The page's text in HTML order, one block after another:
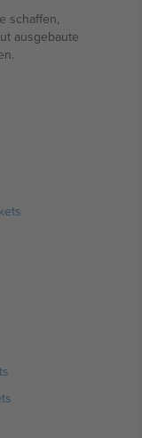
schaffen,
ausgebaute